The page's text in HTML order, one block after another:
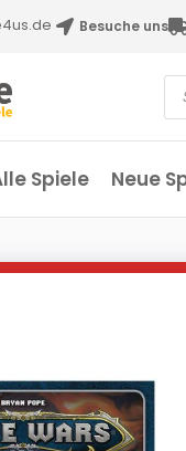
Besuche uns
Spiele Neue